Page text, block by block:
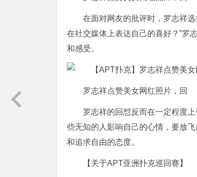
在面对网友的批评时，罗志祥
在社交媒体上表达自己的喜好？”罗
和感受。
罗志祥点赞美女网红照片，回
罗志祥的回怼反而在一定程度
些无知的人影响自己的心情，要放
和追求自由的态度。
【关于APT亚洲扑克巡回赛】